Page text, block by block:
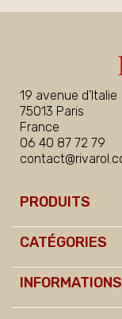
19 avenue d'Italie
75013 Paris
France
06 40 87 72 79
PRODUITS
CATÉGORIES
INFORMATIONS